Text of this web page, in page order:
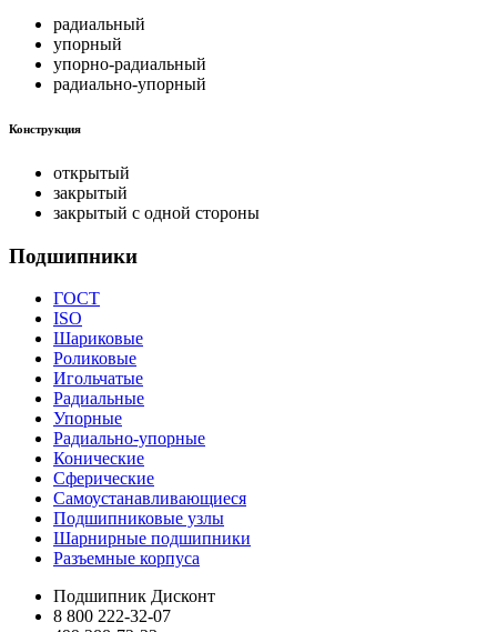
радиальный
упорный
упорно-радиальный
радиально-упорный
Конструкция
открытый
закрытый
закрытый с одной стороны
Подшипники
ГОСТ
ISO
Шариковые
Роликовые
Игольчатые
Радиальные
Упорные
Радиально-упорные
Конические
Сферические
Самоустанавливающиеся
Подшипниковые узлы
Шарнирные подшипники
Разъемные корпуса
Подшипник Дисконт
8 800 222-32-07